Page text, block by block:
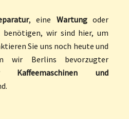
, eine Wartungoder
wir sind hier, um
Sie uns noch heute und
wir Berlins bevorzugter
Kaffeemaschinen und